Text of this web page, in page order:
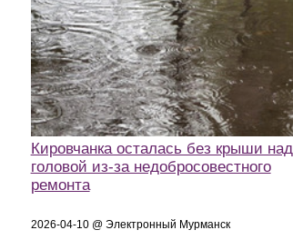
Кировчанка осталась без крыши над
головой из-за недобросовестного
ремонта
2026-04-10 @ Электронный Мурманск